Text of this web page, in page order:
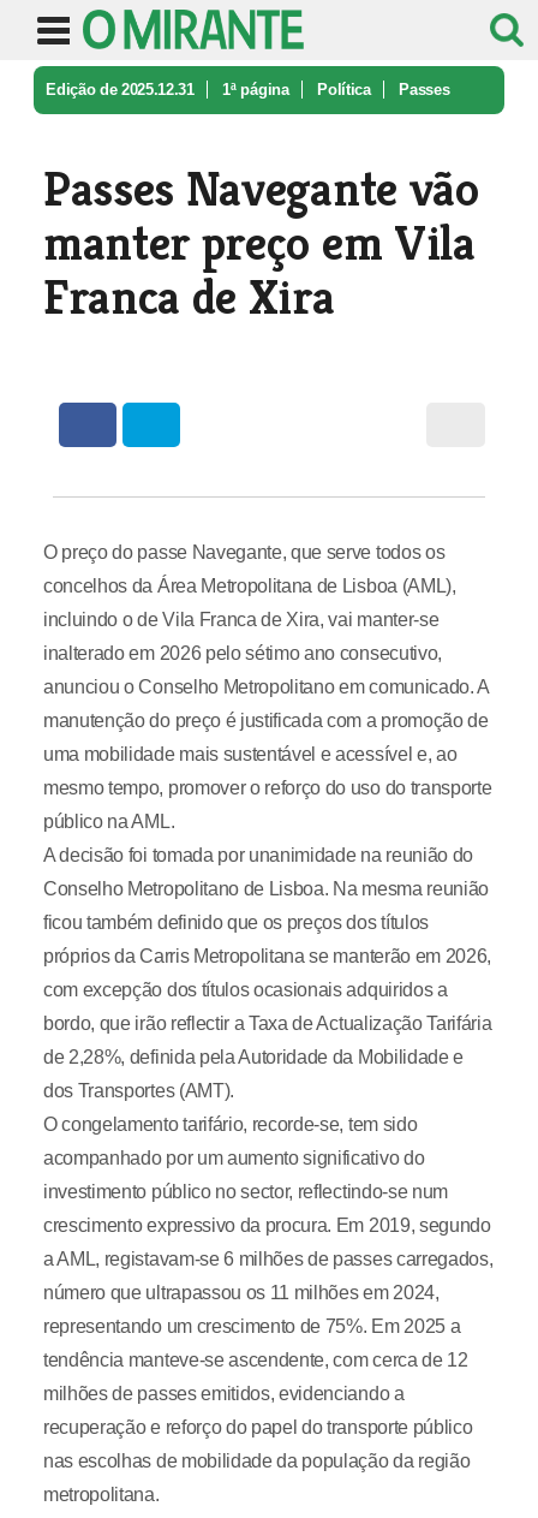
Edição de 2025.12.31 1ª página Política Passes
Passes Navegante vão
manter preço em Vila
Franca de Xira
O preço do passe Navegante, que serve todos os
concelhos da Área Metropolitana de Lisboa (AML),
incluindo o de Vila Franca de Xira, vai manter-se
inalterado em 2026 pelo sétimo ano consecutivo,
anunciou o Conselho Metropolitano em comunicado. A
manutenção do preço é justificada com a promoção de
uma mobilidade mais sustentável e acessível e, ao
mesmo tempo, promover o reforço do uso do transporte
público na AML.
A decisão foi tomada por unanimidade na reunião do
Conselho Metropolitano de Lisboa. Na mesma reunião
ficou também definido que os preços dos títulos
próprios da Carris Metropolitana se manterão em 2026,
com excepção dos títulos ocasionais adquiridos a
bordo, que irão reflectir a Taxa de Actualização Tarifária
de 2,28%, definida pela Autoridade da Mobilidade e
dos Transportes (AMT).
O congelamento tarifário, recorde-se, tem sido
acompanhado por um aumento significativo do
investimento público no sector, reflectindo-se num
crescimento expressivo da procura. Em 2019, segundo
a AML, registavam-se 6 milhões de passes carregados,
número que ultrapassou os 11 milhões em 2024,
representando um crescimento de 75%. Em 2025 a
tendência manteve-se ascendente, com cerca de 12
milhões de passes emitidos, evidenciando a
recuperação e reforço do papel do transporte público
nas escolhas de mobilidade da população da região
metropolitana.